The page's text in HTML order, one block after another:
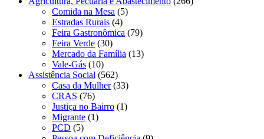
Comida na Mesa (5)
Estradas Rurais (4)
Feira Gastronômica (79)
Feira Verde (30)
Mercado da Família (13)
Vale-Gás (10)
Assistência Social (562)
Casa da Mulher(33)
CRAS (76)
Justiça no Bairro (1)
Migrante (1)
PCD (5)